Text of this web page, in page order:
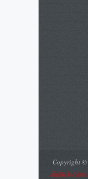
Copyright ©
dalších částí